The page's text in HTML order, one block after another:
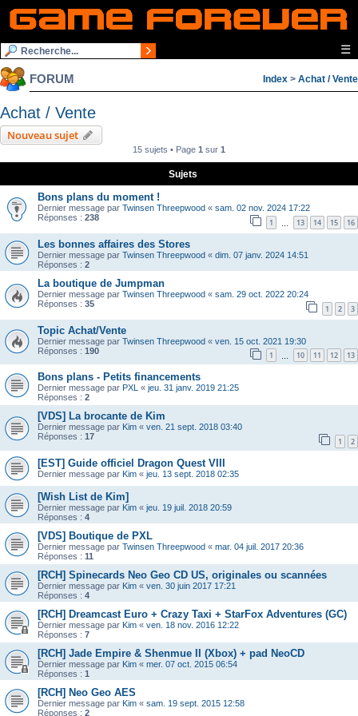
☰
FORUM Index > Achat / Vente
Achat / Vente
Nouveau sujet
15 sujets • Page 1 sur 1
Sujets
Bons plans du moment !
Dernier message par Twinsen Threepwood « sam. 02 nov. 2024 17:22
Réponses : 238 1 13 14 15 16
Les bonnes affaires des Stores
Dernier message par Twinsen Threepwood « dim. 07 janv. 2024 14:51
Réponses : 2
La boutique de Jumpman
Dernier message par Twinsen Threepwood « sam. 29 oct. 2022 20:24
Réponses : 35 1 2 3
Topic Achat/Vente
Dernier message par Twinsen Threepwood « ven. 15 oct. 2021 19:30
Réponses : 190 1 10 11 12 13
Bons plans - Petits financements
Dernier message par PXL « jeu. 31 janv. 2019 21:25
Réponses : 2
[VDS] La brocante de Kim
Dernier message par Kim « ven. 21 sept. 2018 03:40
Réponses : 17 1 2
[EST] Guide officiel Dragon Quest VIII
Dernier message par Kim « jeu. 13 sept. 2018 02:35
[Wish List de Kim]
Dernier message par Kim « jeu. 19 juil. 2018 20:59
Réponses : 4
[VDS] Boutique de PXL
Dernier message par Twinsen Threepwood « mar. 04 juil. 2017 20:36
Réponses : 11
[RCH] Spinecards Neo Geo CD US, originales ou scannées
Dernier message par Kim « ven. 30 juin 2017 17:21
Réponses : 4
[RCH] Dreamcast Euro + Crazy Taxi + StarFox Adventures (GC)
Dernier message par Kim « ven. 18 nov. 2016 12:22
Réponses : 7
[RCH] Jade Empire & Shenmue II (Xbox) + pad NeoCD
Dernier message par Kim « mer. 07 oct. 2015 06:54
Réponses : 1
[RCH] Neo Geo AES
Dernier message par Kim « sam. 19 sept. 2015 12:58
Réponses : 2